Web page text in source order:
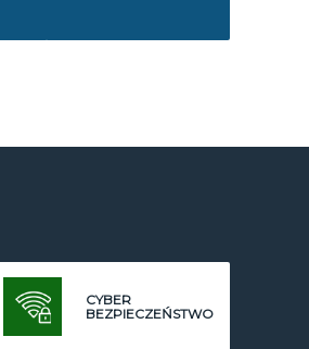
CYBER
BEZPIECZEŃSTWO